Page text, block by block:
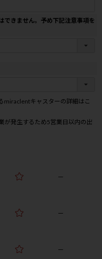
できません。予め下記注意事項を
miraclentキャスターの詳細はこ
が発生するため5営業日以内の出
—
—
—